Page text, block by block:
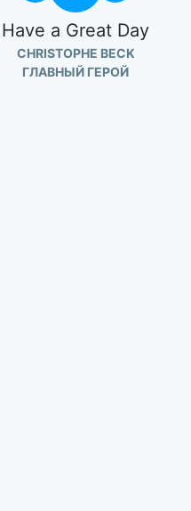
Have a Great Day
CHRISTOPHE BECK
ГЛАВНЫЙ ГЕРОЙ